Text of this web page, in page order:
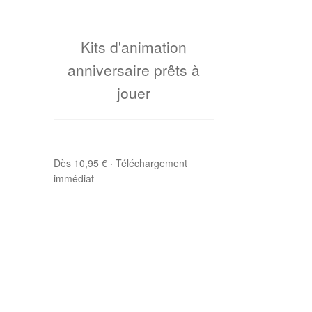
Kits d'animation
anniversaire prêts à
jouer
Dès 10,95 € · Téléchargement
immédiat